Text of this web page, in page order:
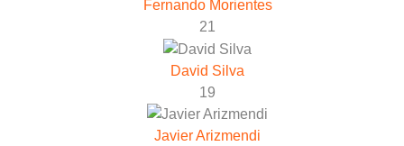
Fernando Morientes
21
David Silva
19
Javier Arizmendi